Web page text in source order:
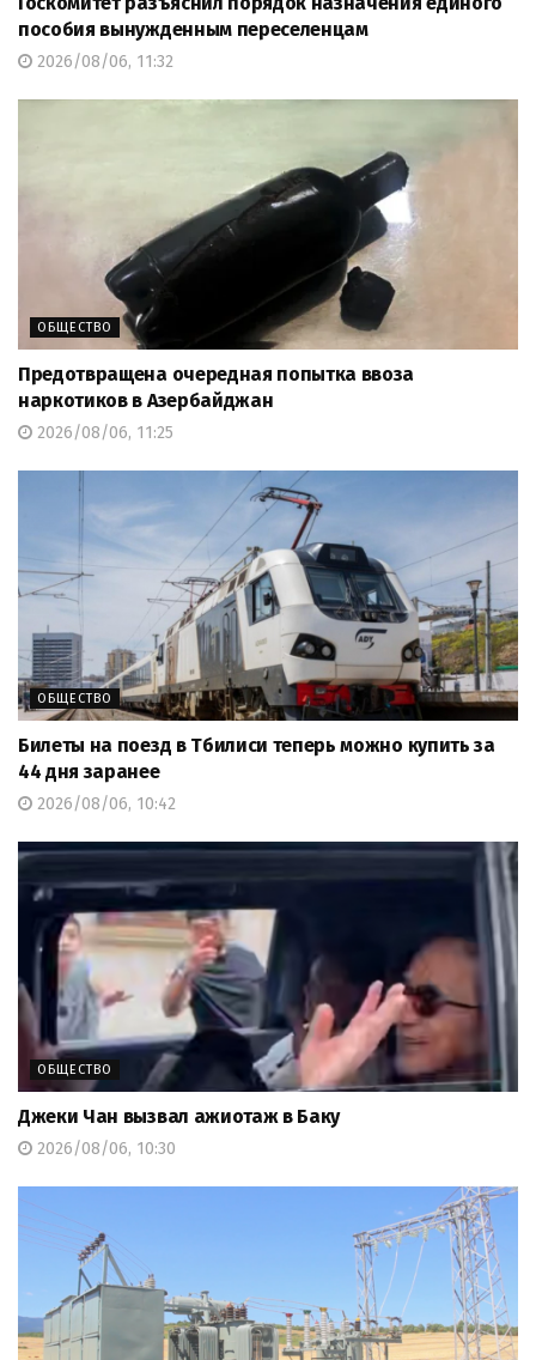
пособия вынужденным переселенцам
2026/08/06, 11:32
ОБЩЕСТВО
Предотвращена очередная попытка ввоза
наркотиков в Азербайджан
2026/08/06, 11:25
ОБЩЕСТВО
Билеты на поезд в Тбилиси теперь можно купить за
44 дня заранее
2026/08/06, 10:42
ОБЩЕСТВО
Джеки Чан вызвал ажиотаж в Баку
2026/08/06, 10:30